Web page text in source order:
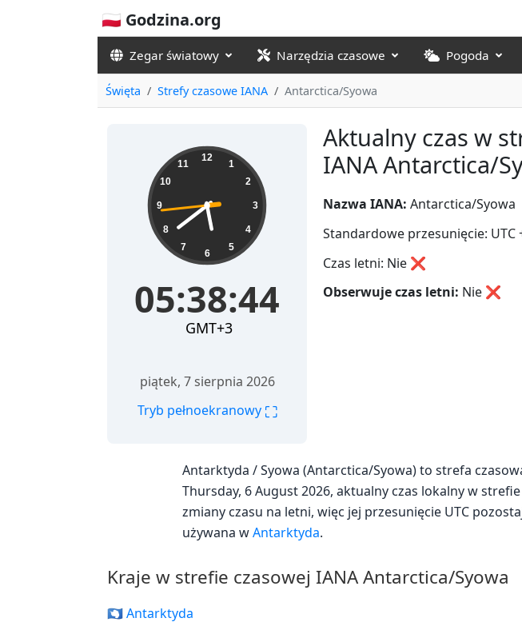
🇵🇱 Godzina.org
Zegar światowy Narzędzia czasowe Pogoda
Święta Strefy czasowe IANA Antarctica/Syowa
Aktualny czas w
IANA Antarctica/
05:38:45 12
1
2
3
4
5
6
7
8
9
10
11
05:38:45
GMT+3
piątek, 7 sierpnia 2026
Tryb pełnoekranowy ⛶
Nazwa IANA: Antarctica/Syowa
Standardowe przesunięcie: UTC
Czas letni: Nie ❌
Obserwuje czas letni: Nie ❌
Antarktyda / Syowa (Antarctica/Syowa) to strefa
Thursday, 6 August 2026, aktualny czas lokalny w
zmiany czasu na letni, więc jej przesunięcie UTC
używana wAntarktyda.
Kraje w strefie czasowej IANA Antarctica/Syowa
🇦🇶 Antarktyda